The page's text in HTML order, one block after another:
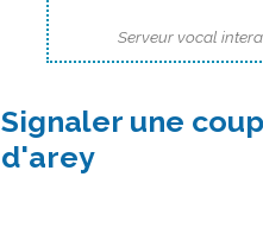
Serveur vocal
Signaler une
d'arey